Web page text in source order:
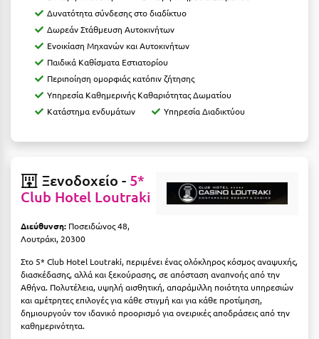
Καστοριά
Κατερίνη
Κέα - Τζιά
Κερατέα
Κέρκυρα
Κεφαλονιά
Κοκκώνι Κορινθίας
Κομοτηνή
Κόρινθος
Κορώνη
Κουρούτα Ηλείας
Δυνατότητα σύνδεσης στο διαδίκτυο
Δωρεάν Στάθμευση Αυτοκινήτων
Ενοικίαση Μηχανών και Αυτοκινήτων
Παιδικά Καθίσματα Εστιατορίου
Περιποίηση ομορφιάς κατόπιν ζήτησης
Υπηρεσία Καθημερινής Καθαριότητας Δωματίου
Κατάστημα ενδυμάτων
Υπηρεσία Διαδικτύου
Ξενοδοχείο - 5*
Club Hotel Loutraki
Διεύθυνση: Ποσειδώνος 48,
Λουτράκι, 20300
Στο 5* Club Hotel Loutraki, περιμένει ένας ολόκληρος κόσμος αναψυχής,
διασκέδασης, αλλά και ξεκούρασης, σε απόσταση αναπνοής από την
Αθήνα. Πολυτέλεια, υψηλή αισθητική, απαράμιλλη ποιότητα υπηρεσιών
και αμέτρητες επιλογές για κάθε στιγμή και για κάθε προτίμηση,
δημιουργούν τον ιδανικό προορισμό για ονειρικές αποδράσεις από την
καθημερινότητα.